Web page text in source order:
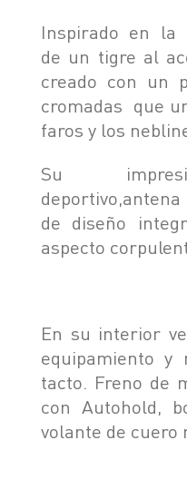
Inspirado en la
de un tigre al
creado con un
cromadas que
faros y los
Su
de diseño
aspecto
En su interior
equipamiento y
tacto. Freno de
con Autohold,
volante de